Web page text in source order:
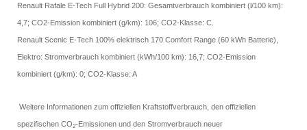
Renault Rafale E-Tech Full Hybrid 200: Gesamtverbrauch kombiniert (l/100 km):
4,7; CO2-Emission kombiniert (g/km): 106; CO2-Klasse: C.
Renault Scenic E-Tech 100% elektrisch 170 Comfort Range (60 kWh Batterie),
Elektro: Stromverbrauch kombiniert (kWh/100 km): 16,7; CO2-Emission
kombiniert (g/km): 0; CO2-Klasse: A
Weitere Informationen zum offiziellen Kraftstoffverbrauch, den offiziellen
spezifischen CO2-Emissionen und den Stromverbrauch neuer